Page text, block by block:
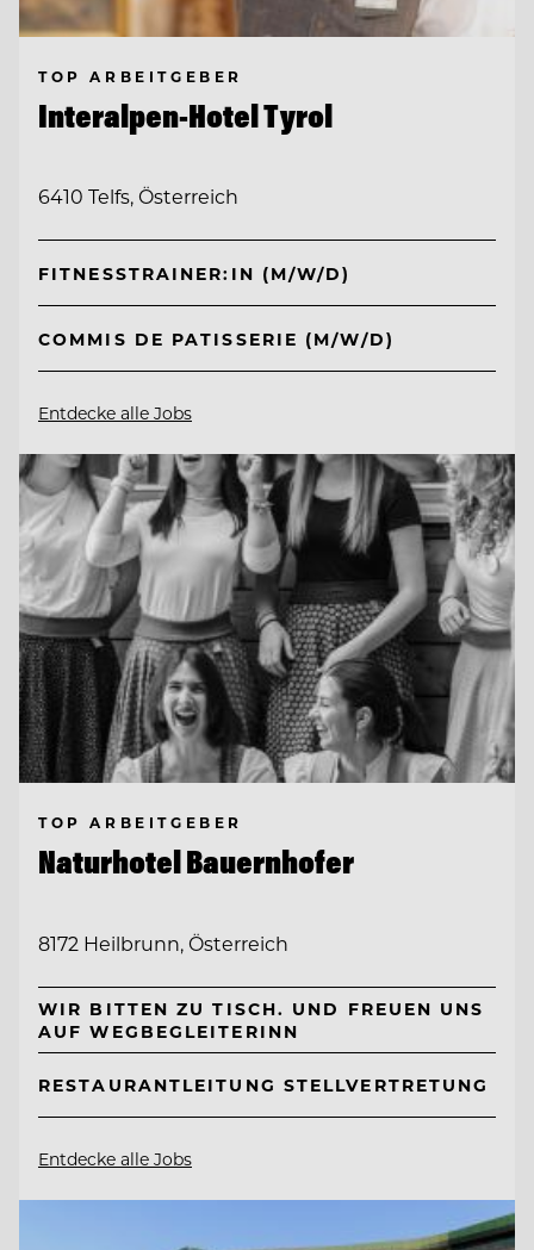
TOP ARBEITGEBER
Interalpen-Hotel Tyrol
6410 Telfs, Österreich
FITNESSTRAINER:IN (M/W/D)
COMMIS DE PATISSERIE (M/W/D)
Entdecke alle Jobs
TOP ARBEITGEBER
Naturhotel Bauernhofer
8172 Heilbrunn, Österreich
WIR BITTEN ZU TISCH. UND FREUEN UNS
AUF WEGBEGLEITERINN
RESTAURANTLEITUNG STELLVERTRETUNG
Entdecke alle Jobs